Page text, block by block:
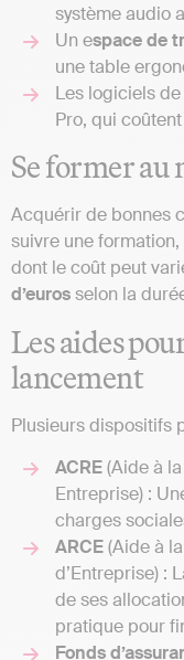
système audio
Un espace de
une table
Les logiciels
Pro, qui
Se former au
Acquérir de bonnes
suivre une
dont le coût peut
d’eurosselon la
Les aides
lancement
Plusieurs dispositifs
ACRE(Aide à
Entreprise) :
charges
ARCE(Aide à
d’Entreprise) :
de ses
pratique pour
Fonds